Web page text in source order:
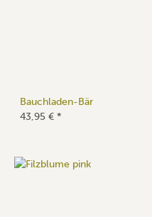
Bauchladen-Bär
43,95 € *